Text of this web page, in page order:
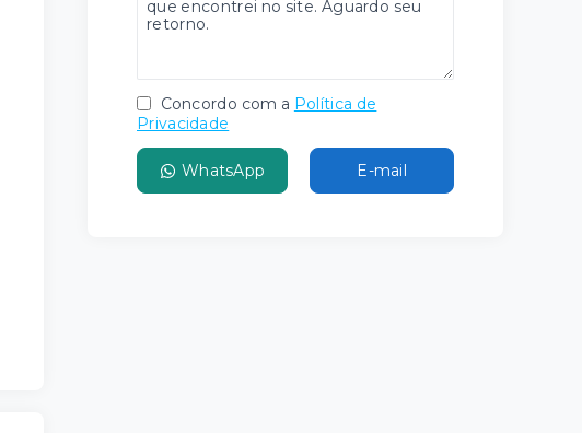
Concordo com a Política de
Privacidade
WhatsApp E-mail